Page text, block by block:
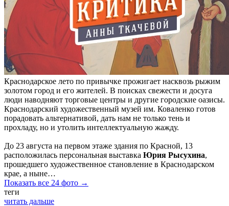
Краснодарское лето по привычке прожигает насквозь рыжим
золотом город и его жителей. В поисках свежести и досуга
люди наводняют торговые центры и другие городские оазисы.
Краснодарский художественный музей им. Коваленко готов
порадовать альтернативой, дать нам не только тень и
прохладу, но и утолить интеллектуальную жажду.
До 23 августа на первом этаже здания по Красной, 13
расположилась персональная выставка Юрия Рысухина,
прошедшего художественное становление в Краснодарском
крае, а ныне…
Показать все 24 фото →
теги
читать дальше